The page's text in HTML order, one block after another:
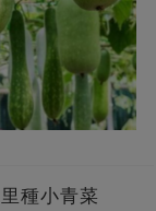
種小青菜